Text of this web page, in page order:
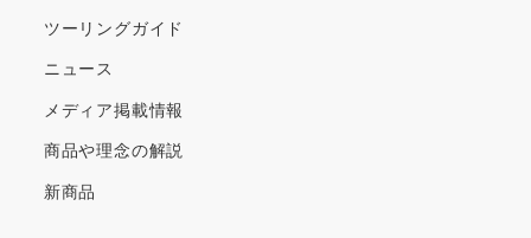
ツーリングガイド
ニュース
メディア掲載情報
商品や理念の解説
新商品